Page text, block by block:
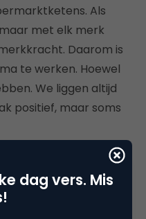
Als
met elk merk
Daarom is
te werken. Hoewel
We liggen altijd
positief, maar soms
discussies
dag vers. Mis